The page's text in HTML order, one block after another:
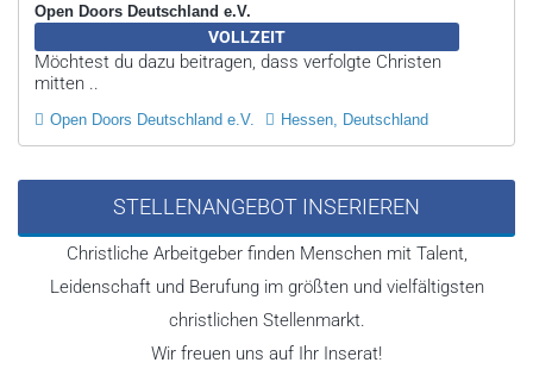
Open Doors Deutschland e.V.
VOLLZEIT
Möchtest du dazu beitragen, dass verfolgte Christen
mitten ..
Open Doors Deutschland e.V. Hessen, Deutschland
STELLENANGEBOT INSERIEREN
Christliche Arbeitgeber finden Menschen mit Talent,
Leidenschaft und Berufung im größten und vielfältigsten
christlichen Stellenmarkt.
Wir freuen uns auf Ihr Inserat!